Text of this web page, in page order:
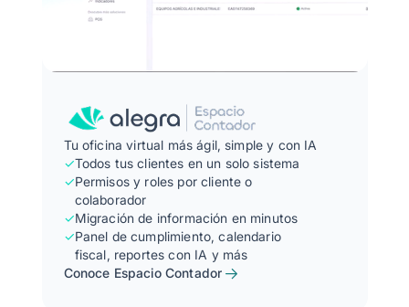
Tu oficina virtual más ágil, simple y con IA
✓Todos tus clientes en un solo sistema
✓Permisos y roles por cliente o
colaborador
✓Migración de información en minutos
✓Panel de cumplimiento, calendario
fiscal, reportes con IA y más
Conoce Espacio Contador